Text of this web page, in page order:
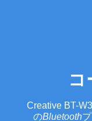
コ
Creative BT-
のBluetooth